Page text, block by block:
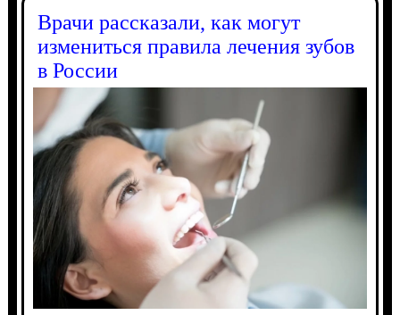
Врачи рассказали, как могут
измениться правила лечения зубов
в России